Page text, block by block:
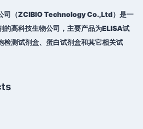
司（ZCIBIO Technology Co.,Ltd）是一
的高科技生物公司，主要产品为ELISA试
检测试剂盒、蛋白试剂盒和其它相关试